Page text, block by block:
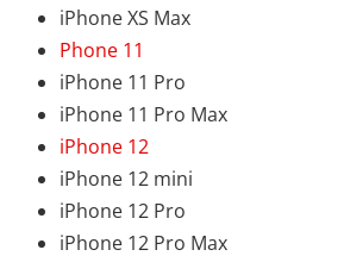
iPhone XS Max
Phone 11
iPhone 11 Pro
iPhone 11 Pro Max
iPhone 12
iPhone 12 mini
iPhone 12 Pro
iPhone 12 Pro Max